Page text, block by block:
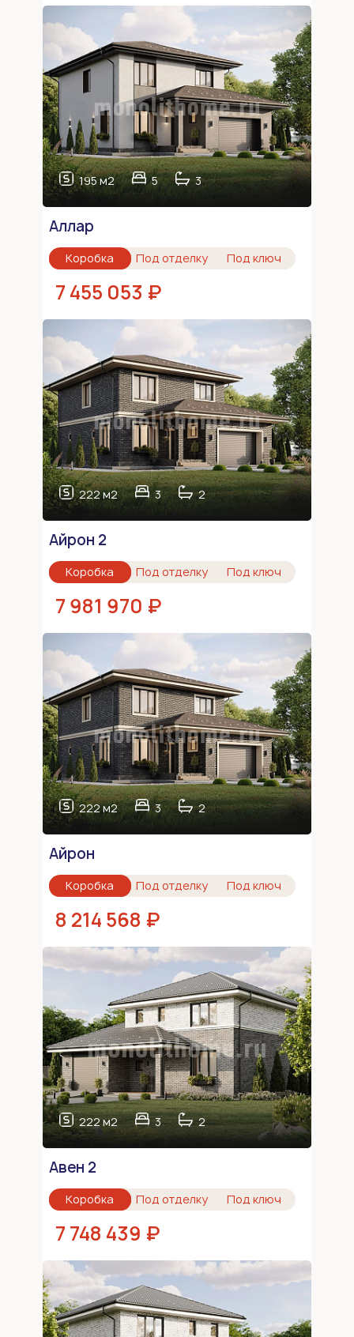
195 м2 5 3
Аллар
Коробка Под отделку Под ключ
7 455 053 ₽
222 м2 3 2
Айрон 2
Коробка Под отделку Под ключ
7 981 970 ₽
222 м2 3 2
Айрон
Коробка Под отделку Под ключ
8 214 568 ₽
222 м2 3 2
Авен 2
Коробка Под отделку Под ключ
7 748 439 ₽